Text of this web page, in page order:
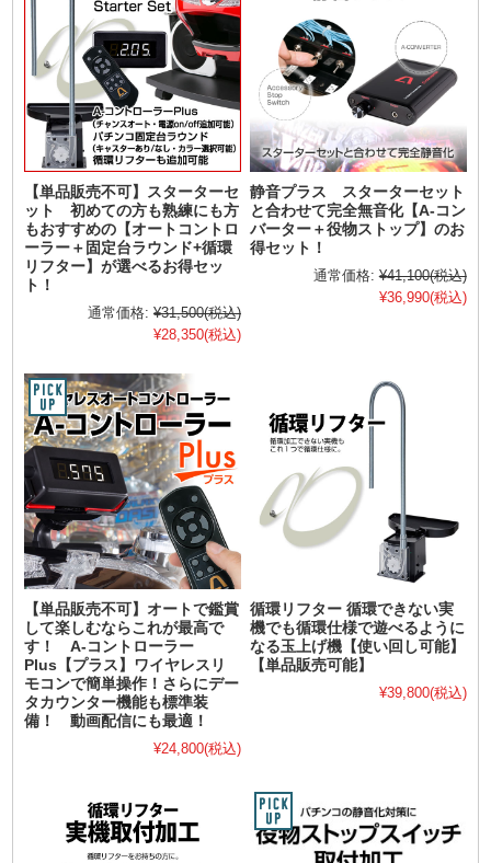
【単品販売不可】スターターセ
ット 初めての方も熟練にも方
もおすすめの【オートコントロ
ーラー＋固定台ラウンド+循環
リフター】が選べるお得セッ
ト！
通常価格: ¥31,500(税込)
¥28,350(税込)
静音プラス スターターセット
と合わせて完全無音化【A-コン
バーター＋役物ストップ】のお
得セット！
通常価格: ¥41,100(税込)
¥36,990(税込)
【単品販売不可】オートで鑑賞
して楽しむならこれが最高で
す！ A-コントローラー
Plus【プラス】ワイヤレスリ
モコンで簡単操作！さらにデー
タカウンター機能も標準装
備！ 動画配信にも最適！
¥24,800(税込)
循環リフター 循環できない実
機でも循環仕様で遊べるように
なる玉上げ機【使い回し可能】
【単品販売可能】
¥39,800(税込)